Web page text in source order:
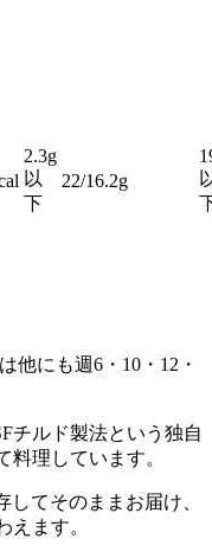
2.3g
以
下
22/16.2g
にも週6・10・12・
チルド製法という独自
理しています。
てそのままお届け、
えます。